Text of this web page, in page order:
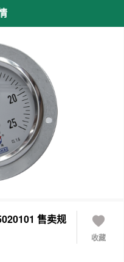
售卖规
收藏